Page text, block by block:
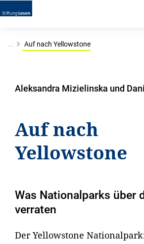
... Auf nach Yellowstone
Aleksandra Mizielinska und
Auf nach
Yellowstone
Was Nationalparks über
verraten
Der Yellowstone